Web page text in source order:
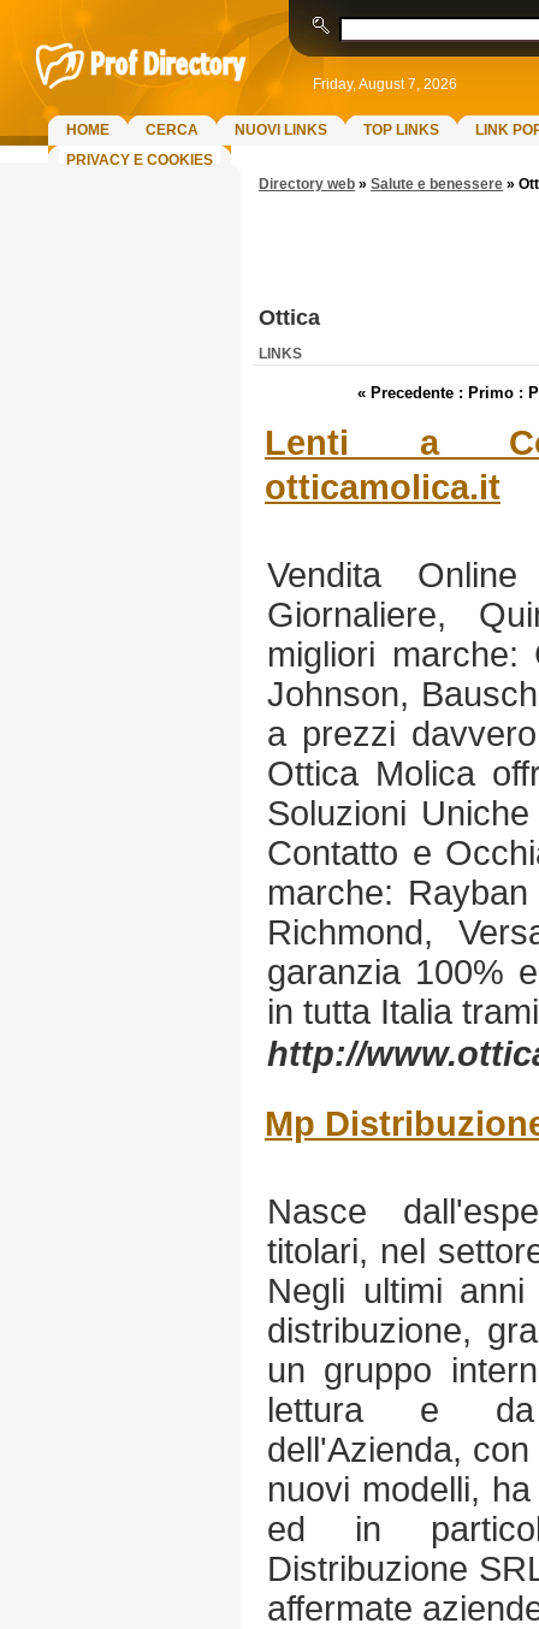
Friday, August 7, 2026
HOME CERCA NUOVI LINKS TOP LINKS
LINK
PRIVACY E COOKIES
Directory web » Salute e benessere »
Ottica
LINKS
« Precedente : Primo :
Lenti a
otticamolica.it
Vendita
Giornaliere,
migliori marche:
Johnson,
a prezzi
Ottica Molica
Soluzioni
Contatto e
marche:
Richmond,
garanzia 100%
in tutta Italia
http://
Mp
Nasce
titolari, nel
Negli ultimi
distribuzione,
un gruppo
lettura e da
dell'Azienda,
nuovi modelli,
ed in
Distribuzione
affermate